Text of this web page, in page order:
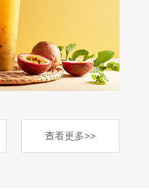
查看更多>>